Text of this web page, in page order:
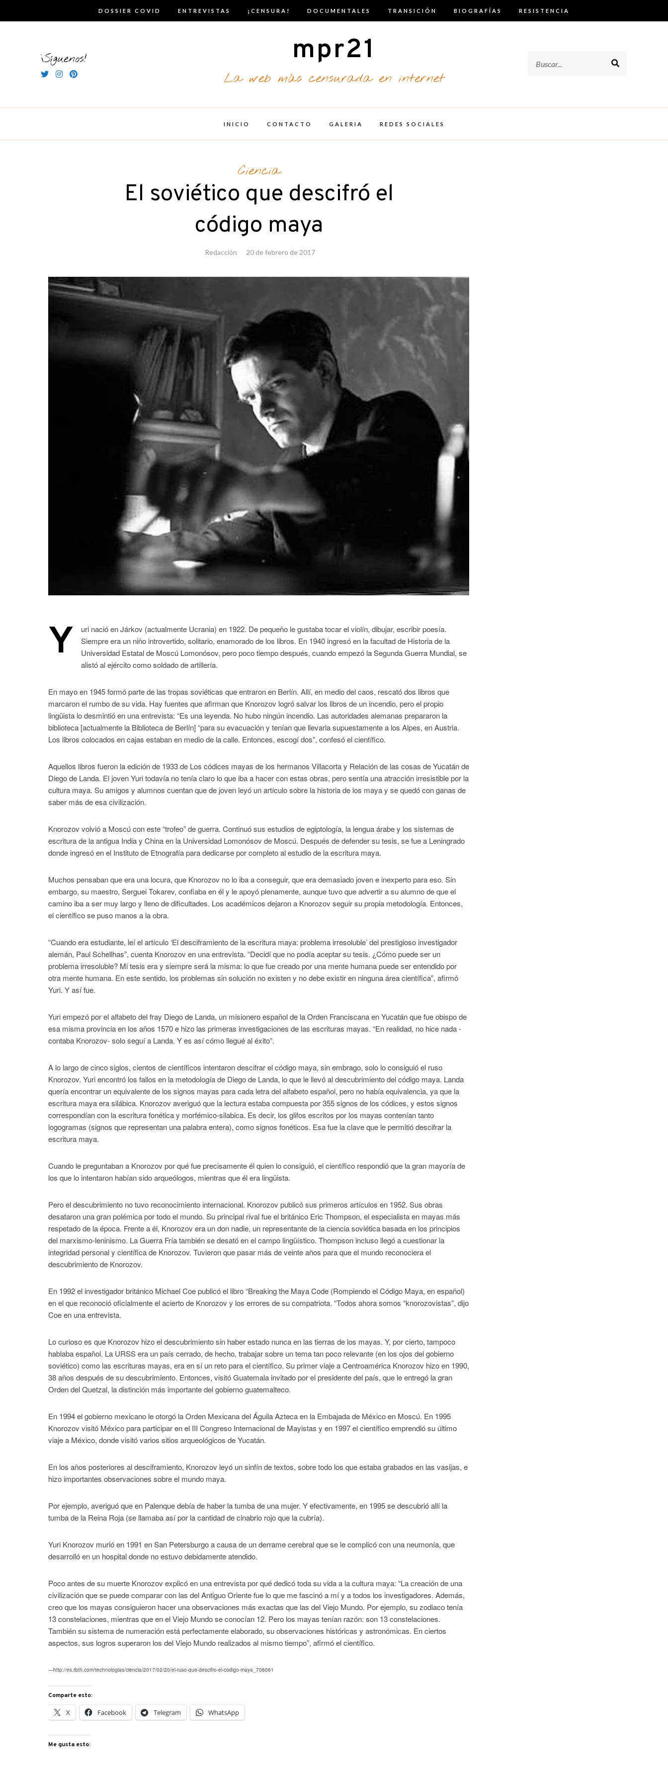
DOSSIER COVID ENTREVISTAS ¡CENSURA! DOCUMENTALES TRANSICIÓN BIOGRAFÍAS RESISTENCIA
¡Síguenos! mpr21
La web más censurada en internet
INICIO CONTACTO GALERIA REDES SOCIALES
Ciencia
El soviético que descifró el
código maya
Redacción 20 de febrero de 2017
Y
uri nació en Járkov (actualmente Ucrania) en 1922. De pequeño le gustaba tocar el violín, dibujar, escribir poesía.
Siempre era un niño introvertido, solitario, enamorado de los libros. En 1940 ingresó en la facultad de Historia de la
Universidad Estatal de Moscú Lomonósov, pero poco tiempo después, cuando empezó la Segunda Guerra Mundial, se
alistó al ejército como soldado de artillería.
En mayo en 1945 formó parte de las tropas soviéticas que entraron en Berlín. Allí, en medio del caos, rescató dos libros que
marcaron el rumbo de su vida. Hay fuentes que afirman que Knorozov logró salvar los libros de un incendio, pero el propio
lingüista lo desmintió en una entrevista: “Es una leyenda. No hubo ningún incendio. Las autoridades alemanas prepararon la
biblioteca [actualmente la Biblioteca de Berlín] “para su evacuación y tenían que llevarla supuestamente a los Alpes, en Austria.
Los libros colocados en cajas estaban en medio de la calle. Entonces, escogí dos”, confesó el científico.
Aquellos libros fueron la edición de 1933 de Los códices mayas de los hermanos Villacorta y Relación de las cosas de Yucatán de
Diego de Landa. El joven Yuri todavía no tenía claro lo que iba a hacer con estas obras, pero sentía una atracción irresistible por la
cultura maya. Su amigos y alumnos cuentan que de joven leyó un artículo sobre la historia de los maya y se quedó con ganas de
saber más de esa civilización.
Knorozov volvió a Moscú con este “trofeo” de guerra. Continuó sus estudios de egiptología, la lengua árabe y los sistemas de
escritura de la antigua India y China en la Universidad Lomonósov de Moscú. Después de defender su tesis, se fue a Leningrado
donde ingresó en el Instituto de Etnografía para dedicarse por completo al estudio de la escritura maya.
Muchos pensaban que era una locura, que Knorozov no lo iba a conseguir, que era demasiado joven e inexperto para eso. Sin
embargo, su maestro, Serguei Tokarev, confiaba en él y le apoyó plenamente, aunque tuvo que advertir a su alumno de que el
camino iba a ser muy largo y lleno de dificultades. Los académicos dejaron a Knorozov seguir su propia metodología. Entonces,
el científico se puso manos a la obra.
“Cuando era estudiante, leí el artículo ‘El desciframiento de la escritura maya: problema irresoluble’ del prestigioso investigador
alemán, Paul Schellhas”, cuenta Knorozov en una entrevista. “Decidí que no podía aceptar su tesis. ¿Cómo puede ser un
problema irresoluble? Mi tesis era y siempre será la misma: lo que fue creado por una mente humana puede ser entendido por
otra mente humana. En este sentido, los problemas sin solución no existen y no debe existir en ninguna área científica”, afirmó
Yuri. Y así fue.
Yuri empezó por el alfabeto del fray Diego de Landa, un misionero español de la Orden Franciscana en Yucatán que fue obispo de
esa misma provincia en los años 1570 e hizo las primeras investigaciones de las escrituras mayas. “En realidad, no hice nada -
contaba Knorozov- solo seguí a Landa. Y es así cómo llegué al éxito”.
A lo largo de cinco siglos, cientos de científicos intentaron descifrar el código maya, sin embrago, solo lo consiguió el ruso
Knorozov. Yuri encontró los fallos en la metodología de Diego de Landa, lo que le llevó al descubrimiento del código maya. Landa
quería encontrar un equivalente de los signos mayas para cada letra del alfabeto español, pero no había equivalencia, ya que la
escritura maya era silábica. Knorozov averiguó que la lectura estaba compuesta por 355 signos de los códices, y estos signos
correspondían con la escritura fonética y morfémico-silabica. Es decir, los glifos escritos por los mayas contenían tanto
logogramas (signos que representan una palabra entera), como signos fonéticos. Esa fue la clave que le permitió descifrar la
escritura maya.
Cuando le preguntaban a Knorozov por qué fue precisamente él quien lo consiguió, el científico respondió que la gran mayoría de
los que lo intentaron habían sido arqueólogos, mientras que él era lingüista.
Pero el descubrimiento no tuvo reconocimiento internacional. Knorozov publicó sus primeros artículos en 1952. Sus obras
desataron una gran polémica por todo el mundo. Su principal rival fue el británico Eric Thompson, el especialista en mayas más
respetado de la época. Frente a él, Knorozov era un don nadie, un representante de la ciencia soviética basada en los principios
del marxismo-leninismo. La Guerra Fría también se desató en el campo lingüístico. Thompson incluso llegó a cuestionar la
integridad personal y científica de Knorozov. Tuvieron que pasar más de veinte años para que el mundo reconociera el
descubrimiento de Knorozov.
En 1992 el investigador británico Michael Coe publicó el libro “Breaking the Maya Code (Rompiendo el Código Maya, en español)
en el que reconoció oficialmente el acierto de Knorozov y los errores de su compatriota. “Todos ahora somos “knorozovistas”, dijo
Coe en una entrevista.
Lo curioso es que Knorozov hizo el descubrimiento sin haber estado nunca en las tierras de los mayas. Y, por cierto, tampoco
hablaba español. La URSS era un país cerrado, de hecho, trabajar sobre un tema tan poco relevante (en los ojos del gobierno
soviético) como las escrituras mayas, era en sí un reto para el científico. Su primer viaje a Centroamérica Knorozov hizo en 1990,
38 años después de su descubrimiento. Entonces, visitó Guatemala invitado por el presidente del país, que le entregó la gran
Orden del Quetzal, la distinción más importante del gobierno guatemalteco.
En 1994 el gobierno mexicano le otorgó la Orden Mexicana del Águila Azteca en la Embajada de México en Moscú. En 1995
Knorozov visitó México para participar en el III Congreso Internacional de Mayistas y en 1997 el científico emprendió su último
viaje a México, donde visitó varios sitios arqueológicos de Yucatán.
En los años posteriores al desciframiento, Knorozov leyó un sinfín de textos, sobre todo los que estaba grabados en las vasijas, e
hizo importantes observaciones sobre el mundo maya.
Por ejemplo, averiguó que en Palenque debía de haber la tumba de una mujer. Y efectivamente, en 1995 se descubrió allí la
tumba de la Reina Roja (se llamaba así por la cantidad de cinabrio rojo que la cubría).
Yuri Knorozov murió en 1991 en San Petersburgo a causa de un derrame cerebral que se le complicó con una neumonía, que
desarrolló en un hospital donde no estuvo debidamente atendido.
Poco antes de su muerte Knorozov explicó en una entrevista por qué dedicó toda su vida a la cultura maya: “La creación de una
civilización que se puede comparar con las del Antiguo Oriente fue lo que me fascinó a mí y a todos los investigadores. Además,
creo que los mayas consiguieron hacer una observaciones más exactas que las del Viejo Mundo. Por ejemplo, su zodiaco tenía
13 constelaciones, mientras que en el Viejo Mundo se conocían 12. Pero los mayas tenían razón: son 13 constelaciones.
También su sistema de numeración está perfectamente elaborado, su observaciones históricas y astronómicas. En ciertos
aspectos, sus logros superaron los del Viejo Mundo realizados al mismo tiempo”, afirmó el científico.
—http://es.rbth.com/technologias/ciencia/2017/02/20/el-ruso-que-descifro-el-codigo-maya_706061
Comparte esto:
X Facebook Telegram WhatsApp
Me gusta esto: